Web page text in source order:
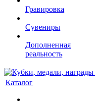
Гравировка
Сувениры
Дополненная
реальность
Каталог